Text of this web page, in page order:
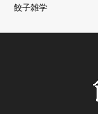
餃子雑学